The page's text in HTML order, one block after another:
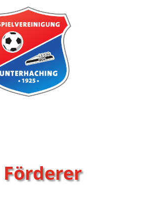
Förderer